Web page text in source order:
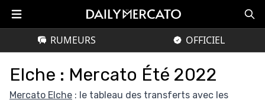
RUMEURS OFFICIEL
Elche : Mercato Été 2022
Mercato Elche : le tableau des transferts avec les